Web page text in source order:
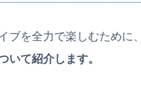
ブを全力で楽しむために、
いて紹介します。